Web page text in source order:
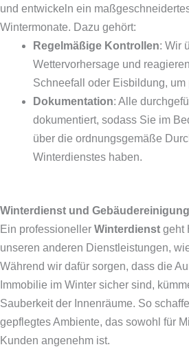
und entwickeln ein
Wintermonate. Dazu gehört:
Regelmäßige Kontrollen: Wir
Wettervorhersage und
Schneefall oder Eisbildung,
Dokumentation: Alle
dokumentiert, sodass Sie im
über die ordnungsgemäße
Winterdienstes haben.
Winterdienst und Gebäudereinigung
Ein professioneller Winterdienst geht
unseren anderen Dienstleistungen,
Während wir dafür sorgen, dass die
Immobilie im Winter sicher sind,
Sauberkeit der Innenräume. So
gepflegtes Ambiente, das sowohl für
Kunden angenehm ist.